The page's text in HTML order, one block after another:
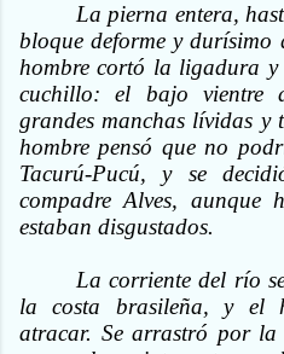
La pierna entera,
bloque deforme y
hombre cortó la ligadura
cuchillo: el bajo vientre
grandes manchas lívidas y
hombre pensó que no
Tacurú-Pucú, y se
compadre Alves, aunque
estaban disgustados.
La corriente del río
la costa brasileña, y el
atracar. Se arrastró por